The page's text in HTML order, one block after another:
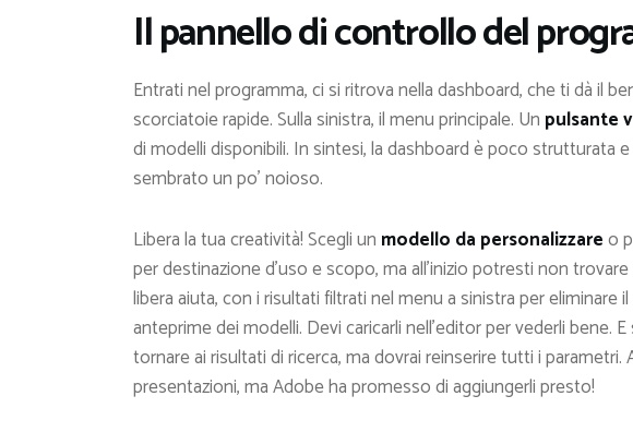
Il pannello di controllo del
Entrati nel programma, ci si ritrova nella dashboard, che ti dà il
scorciatoie rapide. Sulla sinistra, il menu principale. Un pulsante
di modelli disponibili. In sintesi, la dashboard è poco strutturata
sembrato un po’ noioso.
Libera la tua creatività! Scegli un modello da personalizzareo
per destinazione d’uso e scopo, ma all’inizio potresti non
libera aiuta, con i risultati filtrati nel menu a sinistra per eliminare
anteprime dei modelli. Devi caricarli nell’editor per vederli bene.
tornare ai risultati di ricerca, ma dovrai reinserire tutti i
presentazioni, ma Adobe ha promesso di aggiungerli presto!